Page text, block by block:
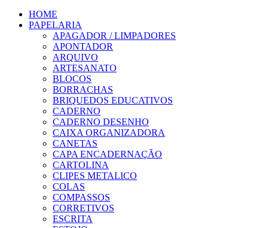
HOME
PAPELARIA
APAGADOR / LIMPADORES
APONTADOR
ARQUIVO
ARTESANATO
BLOCOS
BORRACHAS
BRIQUEDOS EDUCATIVOS
CADERNO
CADERNO DESENHO
CAIXA ORGANIZADORA
CANETAS
CAPA ENCADERNAÇÃO
CARTOLINA
CLIPES METALICO
COLAS
COMPASSOS
CORRETIVOS
ESCRITA